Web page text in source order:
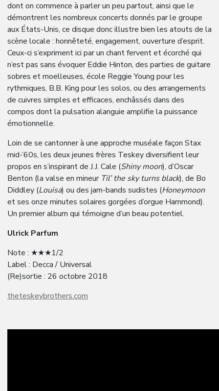
dont on commence à parler un peu partout, ainsi que le
démontrent les nombreux concerts donnés par le groupe
aux États-Unis, ce disque donc illustre bien les atouts de la
scène locale : honnêteté, engagement, ouverture d’esprit.
Ceux-ci s’expriment ici par un chant fervent et écorché qui
n’est pas sans évoquer Eddie Hinton, des parties de guitare
sobres et moelleuses, école Reggie Young pour les
rythmiques, B.B. King pour les solos, ou des arrangements
de cuivres simples et efficaces, enchâssés dans des
compos dont la pulsation alanguie amplifie la puissance
émotionnelle.
Loin de se cantonner à une approche muséale façon Stax
mid-’60s, les deux jeunes frères Teskey diversifient leur
propos en s’inspirant de J.J. Cale (Shiny moon), d’Oscar
Benton (la valse en mineur Til’ the sky turns black), de Bo
Diddley (Louisa) ou des jam-bands sudistes (Honeymoon
et ses onze minutes solaires gorgées d’orgue Hammond).
Un premier album qui témoigne d’un beau potentiel.
Ulrick Parfum
Note : ★★★1/2
Label : Decca / Universal
(Re)sortie : 26 octobre 2018
theteskeybrothers.com